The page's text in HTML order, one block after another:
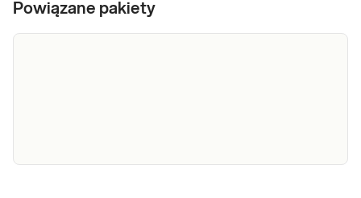
Powiązane pakiety